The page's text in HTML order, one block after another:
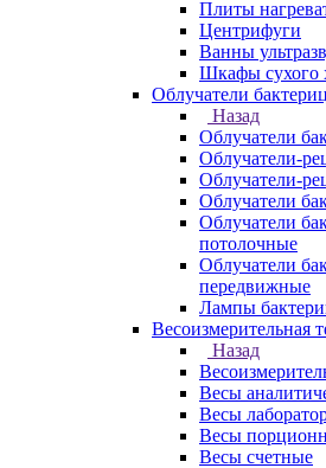
Плиты
Центрифуги
Ванны
Шкафы сухого
Облучатели
Назад
Облучатели
Облучатели-
Облучатели-
Облучатели
Облучатели
потолочные
Облучатели
передвижные
Лампы
Весоизмерительная
Назад
Весы
Весы
Весы
Весы счетные